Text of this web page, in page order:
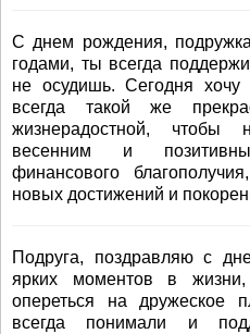
С днем рождения,
годами, ты всегда
не осудишь. Сегодня хочу
всегда такой же
жизнерадостной, чтобы
весенним и
финансового
новых достижений и
Подруга, поздравляю с
ярких моментов в
опереться на дружеское
всегда понимали и